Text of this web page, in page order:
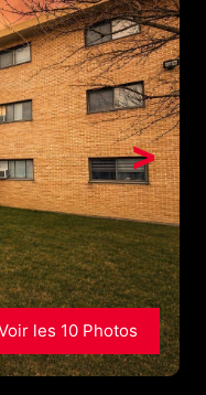
>
les 10 Photos